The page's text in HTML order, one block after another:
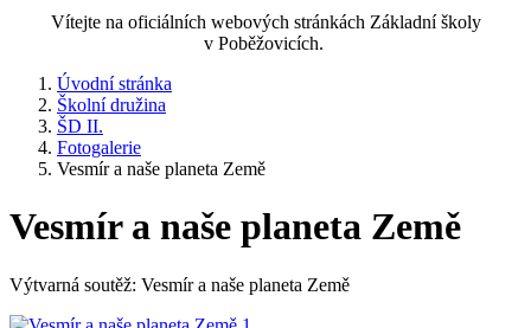
Vítejte na oficiálních webových stránkách Základní školy
v Poběžovicích.
Úvodní stránka
Školní družina
ŠD II.
Fotogalerie
Vesmír a naše planeta Země
Vesmír a naše planeta Země
Výtvarná soutěž: Vesmír a naše planeta Země